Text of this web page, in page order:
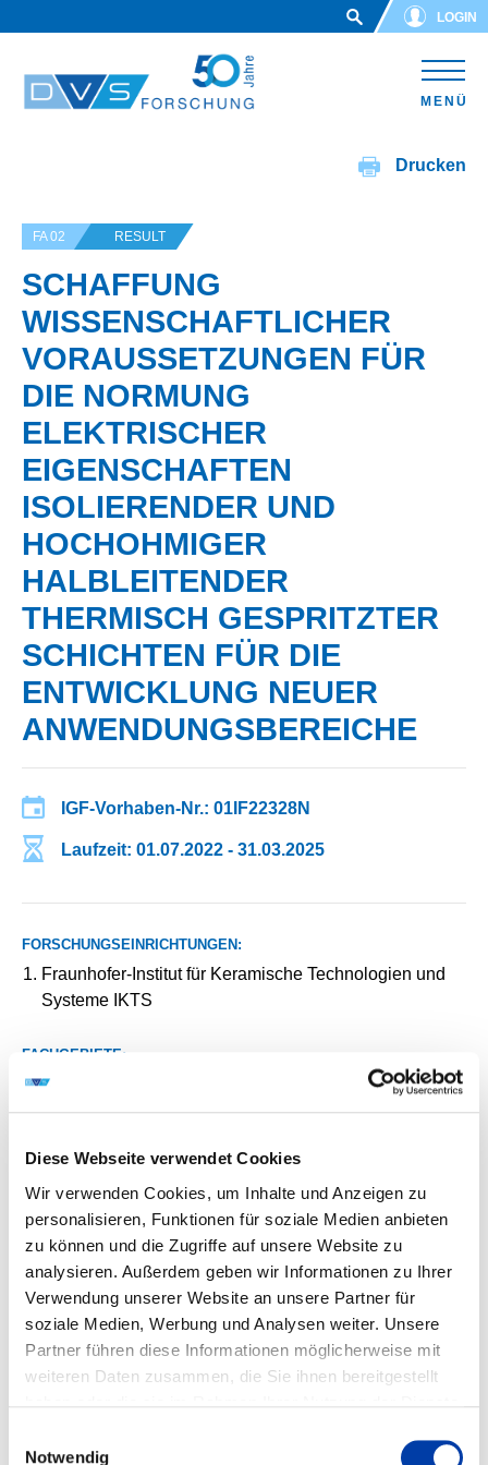
Diese Webseite verwendet Cookies
Wir verwenden Cookies, um Inhalte und Anzeigen zu
personalisieren, Funktionen für soziale Medien anbieten
zu können und die Zugriffe auf unsere Website zu
analysieren. Außerdem geben wir Informationen zu Ihrer
Verwendung unserer Website an unsere Partner für
soziale Medien, Werbung und Analysen weiter. Unsere
Partner führen diese Informationen möglicherweise mit
weiteren Daten zusammen, die Sie ihnen bereitgestellt
Notwendig
LOGIN
MENÜ
Drucken
FA 02 RESULT
SCHAFFUNG
WISSENSCHAFTLICHER
VORAUSSETZUNGEN FÜR
DIE NORMUNG
ELEKTRISCHER
EIGENSCHAFTEN
ISOLIERENDER UND
HOCHOHMIGER
HALBLEITENDER
THERMISCH GESPRITZTER
SCHICHTEN FÜR DIE
ENTWICKLUNG NEUER
ANWENDUNGSBEREICHE
IGF-Vorhaben-Nr.: 01IF22328N
Laufzeit: 01.07.2022 - 31.03.2025
FORSCHUNGSEINRICHTUNGEN:
Fraunhofer-Institut für Keramische Technologien und
Systeme IKTS
FACHGEBIETE:
MB Fertigungstechnik, auch: Umformtechnik,
Fügetechnik, Oberflächentechnik,
GD Mess- und Regelungstechnik, Sensorik,
Mikrosystemtechnik, auch: Automatisierungstechnik
WIRTSCHAFTSZWEIGE:
29 Herstellung von Kraftwagen und Kraftwagenteilen, 27
Herstellung von elektrischen Ausrüstungen
28 Maschinenbau, 35 Energieversorgung